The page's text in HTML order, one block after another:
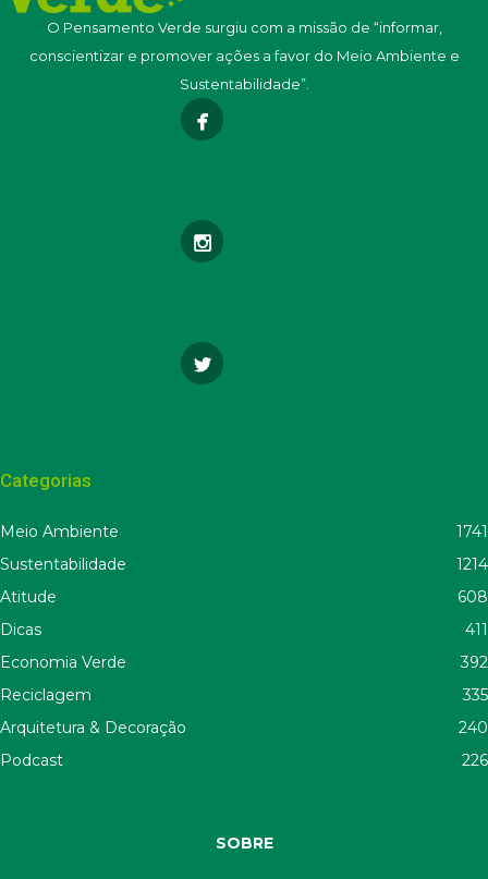
O Pensamento Verde surgiu com a missão de “informar,
conscientizar e promover ações a favor do Meio Ambiente e
Sustentabilidade”.
Categorias
Meio Ambiente
1741
Sustentabilidade
1214
Atitude
608
Dicas
411
Economia Verde
392
Reciclagem
335
Arquitetura & Decoração
240
Podcast
226
SOBRE